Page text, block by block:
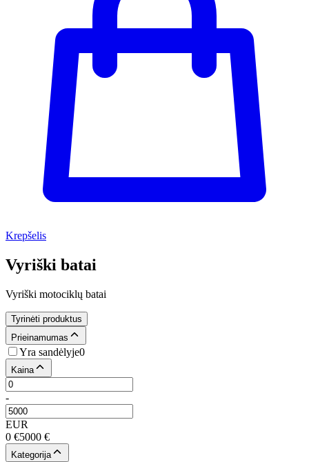
Krepšelis
Vyriški batai
Vyriški motociklų batai
Tyrinėti produktus
Prieinamumas
Yra sandėlyje0
Kaina
-
EUR
0 €5000 €
Kategorija